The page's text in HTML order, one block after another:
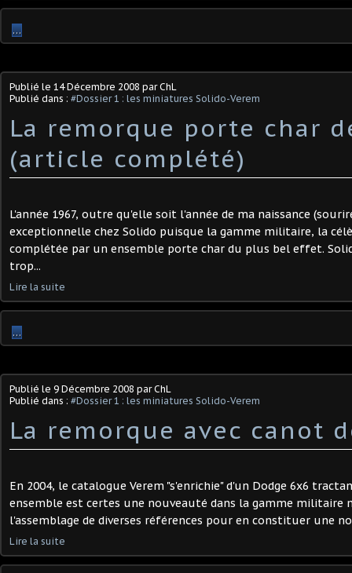
…
Publié le 14 Décembre 2008 par ChL
Publié dans : #Dossier 1 : les miniatures Solido-Verem
La remorque porte char
(article complété)
L'année 1967, outre qu'elle soit l'année de ma naissance
exceptionnelle chez Solido puisque la gamme militaire, la
complétée par un ensemble porte char du plus bel effet.
trop...
Lire la suite
…
Publié le 9 Décembre 2008 par ChL
Publié dans : #Dossier 1 : les miniatures Solido-Verem
La remorque avec canot
En 2004, le catalogue Verem "s'enrichie" d'un Dodge 6x6
ensemble est certes une nouveauté dans la gamme militaire
l'assemblage de diverses références pour en constituer une
Lire la suite